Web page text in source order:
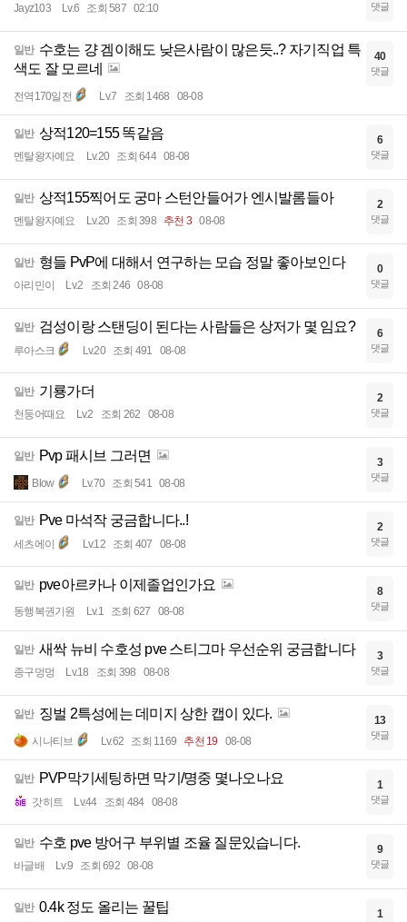
Jayz103 Lv.6 조회 587 02:10 댓글
일반 수호는 걍 겜이해도 낮은사람이 많은듯..? 자기직업 특
색도 잘 모르네
전역170일전 Lv.7 조회 1468 08-08
40
댓글
일반 상적120=155 똑같음
멘탈왕자예요 Lv.20 조회 644 08-08
6
댓글
일반 상적155찍어도 궁마 스턴안들어가 엔시발롬들아
멘탈왕자예요 Lv.20 조회 398 추천 3 08-08
2
댓글
일반 형들 PvP에 대해서 연구하는 모습 정말 좋아보인다
아리민이 Lv.2 조회 246 08-08
0
댓글
일반 검성이랑 스탠딩이 된다는 사람들은 상저가 몇 임요?
루아스크 Lv.20 조회 491 08-08
6
댓글
일반 기룡가더
천둥어때요 Lv.2 조회 262 08-08
2
댓글
일반 Pvp 패시브 그러면
Blow Lv.70 조회 541 08-08
3
댓글
일반 Pve 마석작 궁금합니다..!
세츠에이 Lv.12 조회 407 08-08
2
댓글
일반 pve아르카나 이제졸업인가요
동행복권기원 Lv.1 조회 627 08-08
8
댓글
일반 새싹 뉴비 수호성 pve 스티그마 우선순위 궁금합니다
종구멍멍 Lv.18 조회 398 08-08
3
댓글
일반 징벌 2특성에는 데미지 상한 캡이 있다.
시나티브 Lv.62 조회 1169 추천 19 08-08
13
댓글
일반 PVP막기세팅하면 막기/명중 몇나오나요
갓히트 Lv.44 조회 484 08-08
1
댓글
일반 수호 pve 방어구 부위별 조율 질문있습니다.
바글배 Lv.9 조회 692 08-08
9
댓글
일반 0.4k 정도 올리는 꿀팁 1